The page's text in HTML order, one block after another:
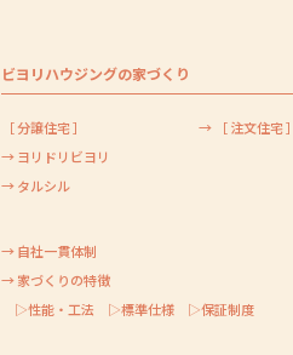
ビヨリハウジングの家づくり
［ 分譲住宅 ］
→ ヨリドリビヨリ
→ タルシル
→ ［ 注文住宅 ］
→ 自社一貫体制
→ 家づくりの特徴
▷性能・工法
▷標準仕様 ▷保証制度